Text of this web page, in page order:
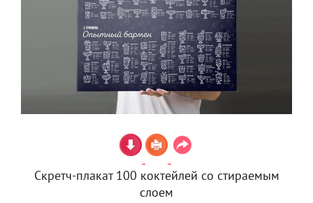
Скретч-плакат 100 коктейлей со стираемым
слоем